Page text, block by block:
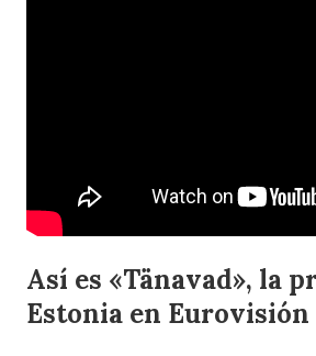
Así es «Tänavad», la
Estonia en